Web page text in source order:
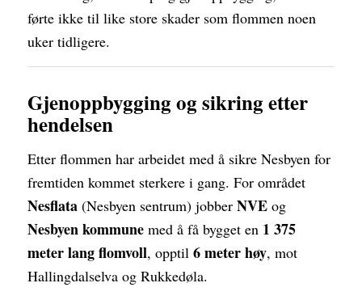
førte ikke til like store skader som flommen noen
uker tidligere.
Gjenoppbygging og sikring etter
hendelsen
Etter flommen har arbeidet med å sikre Nesbyen for
fremtiden kommet sterkere i gang. For området
Nesflata(Nesbyen sentrum) jobber NVEog
Nesbyen kommunemed å få bygget en 1 375
meter lang flomvoll, opptil 6 meter høy, mot
Hallingdalselva og Rukkedøla.